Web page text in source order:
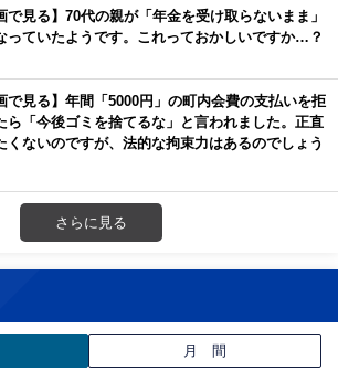
で見る】70代の親が「年金を受け取らないまま」
っていたようです。これっておかしいですか…？
で見る】年間「5000円」の町内会費の支払いを拒
ら「今後ゴミを捨てるな」と言われました。正直
くないのですが、法的な拘束力はあるのでしょう
さらに見る
月 間